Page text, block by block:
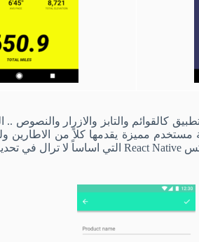
كالقوائم والتابز والازرار والنصوص ..
التي اساساً لا ترال في